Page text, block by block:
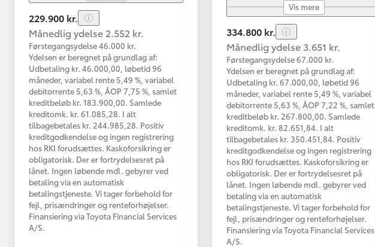
229.900 kr.
Månedlig ydelse 2.552 kr.
Førstegangsydelse 46.000 kr.
Ydelsen er beregnet på grundlag af:
Udbetaling kr. 46.000,00, løbetid 96
måneder, variabel rente 5,49 %, variabel
debitorrente 5,63 %, ÅOP 7,75 %, samlet
kreditbeløb kr. 183.900,00. Samlede
kreditomk. kr. 61.085,28. I alt
tilbagebetales kr. 244.985,28. Positiv
kreditgodkendelse og ingen registrering
hos RKI forudsættes. Kaskoforsikring er
obligatorisk. Der er fortrydelsesret på
lånet. Ingen løbende mdl. gebyrer ved
betaling via en automatisk
betalingstjeneste. Vi tager forbehold for
fejl, prisændringer og renteforhøjelser.
Finansiering via Toyota Financial Services
A/S.
Vis mere
334.800 kr.
Månedlig ydelse 3.651 kr.
Førstegangsydelse 67.000 kr.
Ydelsen er beregnet på grundlag af:
Udbetaling kr. 67.000,00, løbetid 96
måneder, variabel rente 5,49 %, variabel
debitorrente 5,63 %, ÅOP 7,22 %, samlet
kreditbeløb kr. 267.800,00. Samlede
kreditomk. kr. 82.651,84. I alt
tilbagebetales kr. 350.451,84. Positiv
kreditgodkendelse og ingen registrering
hos RKI forudsættes. Kaskoforsikring er
obligatorisk. Der er fortrydelsesret på
lånet. Ingen løbende mdl. gebyrer ved
betaling via en automatisk
betalingstjeneste. Vi tager forbehold for
fejl, prisændringer og renteforhøjelser.
Finansiering via Toyota Financial Services
A/S.